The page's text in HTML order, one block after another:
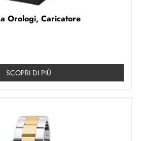
Orologi, Caricatore
SCOPRI DI PIÚ